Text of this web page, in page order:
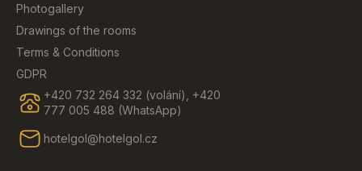
Photogallery
Drawings of the rooms
Terms & Conditions
GDPR
+420 732 264 332 (volání), +420
777 005 488 (WhatsApp)
hotelgol@hotelgol.cz